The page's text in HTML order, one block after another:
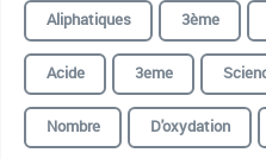
Aliphatiques
3ème
Acide
3eme
Nombre
D'oxydation